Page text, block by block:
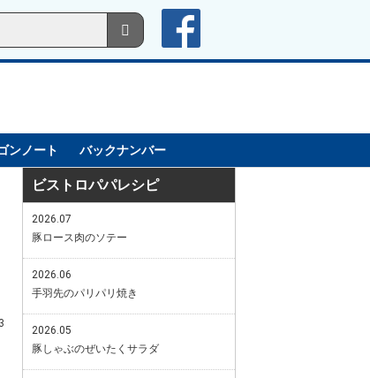
ンノート バックナンバー
ビストロパパレシピ
2026.07
豚ロース肉のソテー
2026.06
手羽先のパリパリ焼き
2026.05
豚しゃぶのぜいたくサラダ